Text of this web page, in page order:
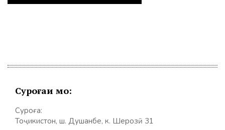
Суроғаи мо:
Суроға:
Тоҷикистон, ш. Душанбе, к. Шерозӣ 31